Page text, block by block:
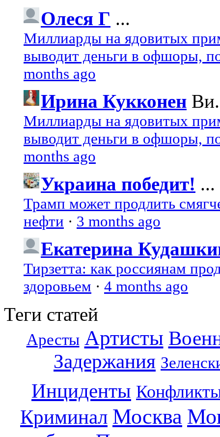
Олеся Г ...
Миллиарды на ядовитых
выводит деньги в офшоры,
months ago
Ирина Кукконен
Миллиарды на ядовитых
выводит деньги в офшоры,
months ago
Украина победит! ...
Трамп может продлить
нефти · 3 months ago
Екатерина
Тирзетта: как россиянам
здоровьем · 4 months ago
Теги статей
Аресты Артисты
Задержания
Инциденты
Криминал Москва